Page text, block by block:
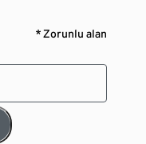
* Zorunlu alan